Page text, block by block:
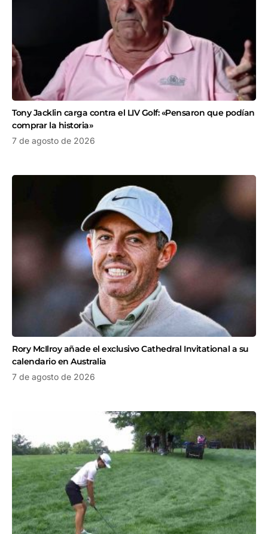
Tony Jacklin carga contra el LIV Golf: «Pensaron que podían
comprar la historia»
7 de agosto de 2026
Rory McIlroy añade el exclusivo Cathedral Invitational a su
calendario en Australia
7 de agosto de 2026